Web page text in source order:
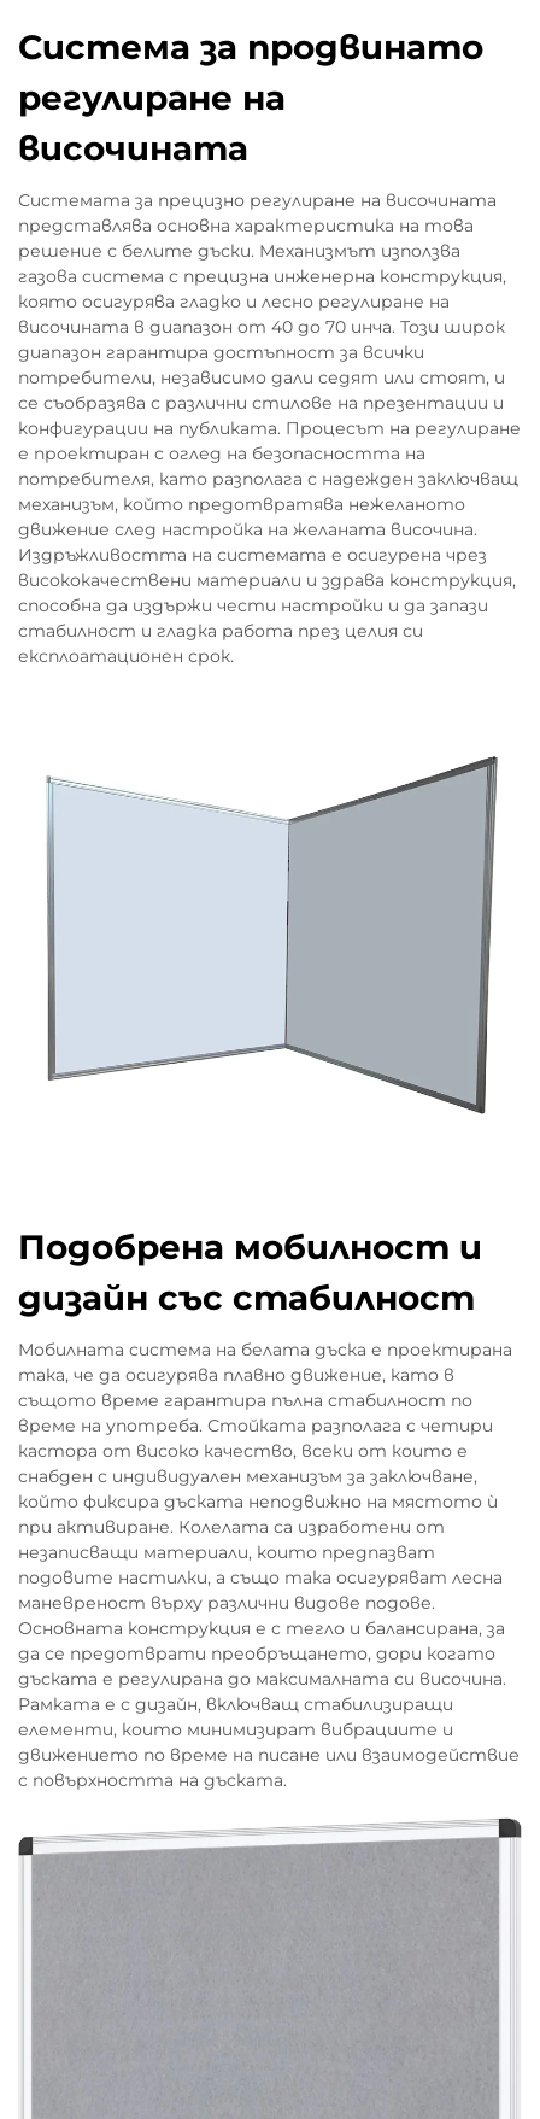
Система за продвинато
регулиране на
височината
Системата за прецизно регулиране на височината
представлява основна характеристика на това
решение с белите дъски. Механизмът използва
газова система с прецизна инженерна конструкция,
която осигурява гладко и лесно регулиране на
височината в диапазон от 40 до 70 инча. Този широк
диапазон гарантира достъпност за всички
потребители, независимо дали седят или стоят, и
се съобразява с различни стилове на презентации и
конфигурации на публиката. Процесът на регулиране
е проектиран с оглед на безопасността на
потребителя, като разполага с надежден заключващ
механизъм, който предотвратява нежеланото
движение след настройка на желаната височина.
Издръжливостта на системата е осигурена чрез
висококачествени материали и здрава конструкция,
способна да издържи чести настройки и да запази
стабилност и гладка работа през целия си
експлоатационен срок.
Подобрена мобилност и
дизайн със стабилност
Мобилната система на белата дъска е проектирана
така, че да осигурява плавно движение, като в
същото време гарантира пълна стабилност по
време на употреба. Стойката разполага с четири
кастора от високо качество, всеки от които е
снабден с индивидуален механизъм за заключване,
който фиксира дъската неподвижно на мястото ѝ
при активиране. Колелата са изработени от
незаписващи материали, които предпазват
подовите настилки, а също така осигуряват лесна
маневреност върху различни видове подове.
Основната конструкция е с тегло и балансирана, за
да се предотврати преобръщането, дори когато
дъската е регулирана до максималната си височина.
Рамката е с дизайн, включващ стабилизиращи
елементи, които минимизират вибрациите и
движението по време на писане или взаимодействие
с повърхността на дъската.